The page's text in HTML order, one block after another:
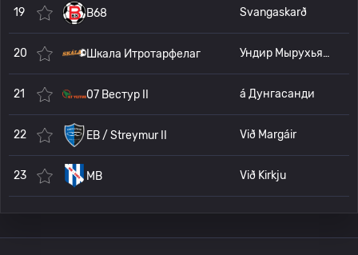
19 B68 Svangaskarð
20 Шкала Итротарфелаг Ундир Мырухьялла
21 07 Вестур II á Дунгасанди
22 EB / Streymur II Við Margáir
23 MB Við Kirkju